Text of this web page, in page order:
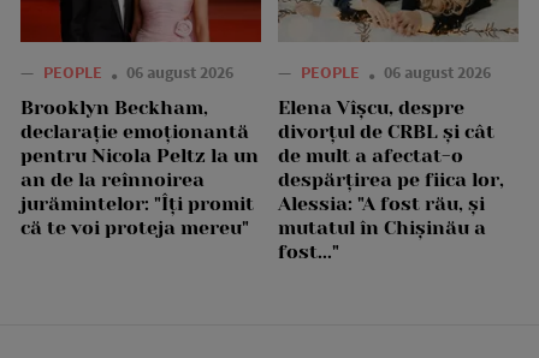
— PEOPLE 06 august 2026
Brooklyn Beckham,
declarație emoționantă
pentru Nicola Peltz la un
an de la reînnoirea
jurămintelor: "Îți promit
că te voi proteja mereu"
— PEOPLE 06 august 2026
Elena Vîșcu, despre
divorțul de CRBL și cât
de mult a afectat-o
despărțirea pe fiica lor,
Alessia: "A fost rău, și
mutatul în Chișinău a
fost..."